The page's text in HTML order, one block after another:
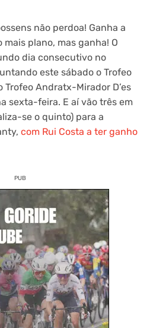
não perdoa! Ganha a
plano, mas ganha! O
dia consecutivo no
este sábado o Trofeo
Trofeo Andratx-Mirador D’es
sexta-feira. E aí vão três em
se o quinto) para a
com Rui Costa a ter ganho
PUB